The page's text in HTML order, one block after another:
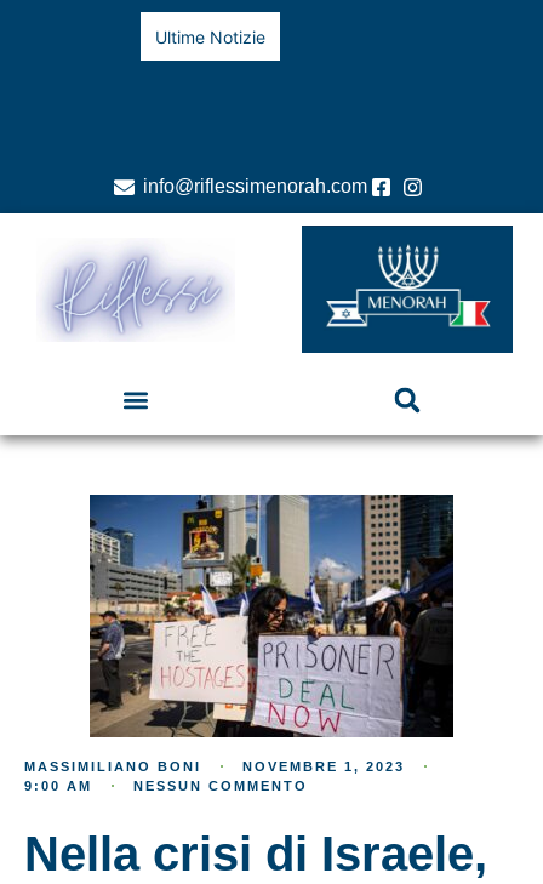
Ultime Notizie
info@riflessimenorah.com
MASSIMILIANO BONI
NOVEMBRE 1, 2023
9:00 AM
NESSUN COMMENTO
Nella crisi di Israele,